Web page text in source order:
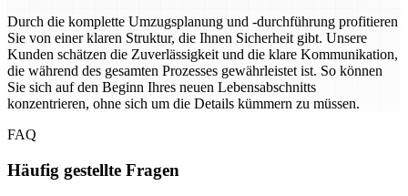
Durch die komplette Umzugsplanung und -durchführung profitieren
Sie von einer klaren Struktur, die Ihnen Sicherheit gibt. Unsere
Kunden schätzen die Zuverlässigkeit und die klare Kommunikation,
die während des gesamten Prozesses gewährleistet ist. So können
Sie sich auf den Beginn Ihres neuen Lebensabschnitts
konzentrieren, ohne sich um die Details kümmern zu müssen.
FAQ
Häufig gestellte Fragen